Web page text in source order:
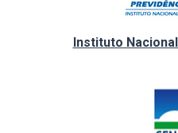
Instituto